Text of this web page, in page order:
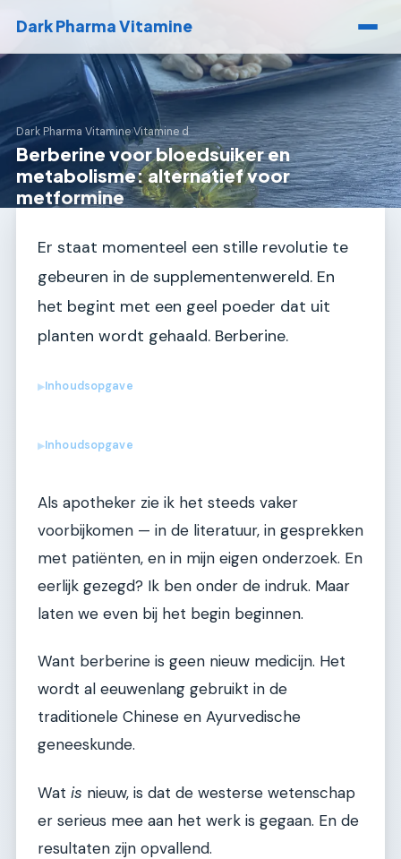
Dark Pharma Vitamine
Dark Pharma Vitamine›Vitamine d
Berberine voor bloedsuiker en
metabolisme: alternatief voor
metformine
Er staat momenteel een stille revolutie te
gebeuren in de supplementenwereld. En
het begint met een geel poeder dat uit
planten wordt gehaald. Berberine.
▶Inhoudsopgave
▶Inhoudsopgave
Als apotheker zie ik het steeds vaker
voorbijkomen — in de literatuur, in gesprekken
met patiënten, en in mijn eigen onderzoek. En
eerlijk gezegd? Ik ben onder de indruk. Maar
laten we even bij het begin beginnen.
Want berberine is geen nieuw medicijn. Het
wordt al eeuwenlang gebruikt in de
traditionele Chinese en Ayurvedische
geneeskunde.
Wat is nieuw, is dat de westerse wetenschap
er serieus mee aan het werk is gegaan. En de
resultaten zijn opvallend.